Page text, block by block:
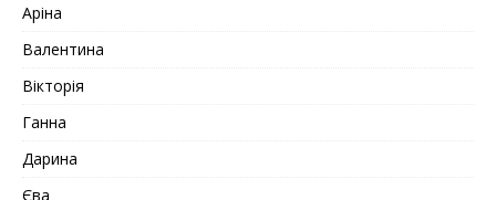
Аріна
Валентина
Вікторія
Ганна
Дарина
Єва